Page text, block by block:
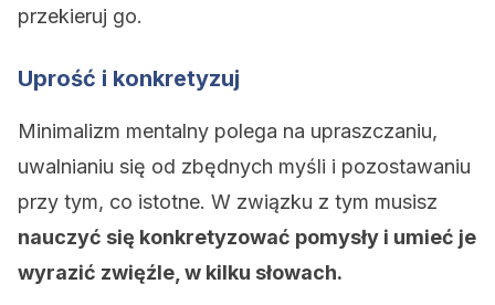
przekieruj go.
Uprość i konkretyzuj
Minimalizm mentalny polega na upraszczaniu,
uwalnianiu się od zbędnych myśli i pozostawaniu
przy tym, co istotne. W związku z tym musisz
nauczyć się konkretyzować pomysły i umieć je
wyrazić zwięźle, w kilku słowach.